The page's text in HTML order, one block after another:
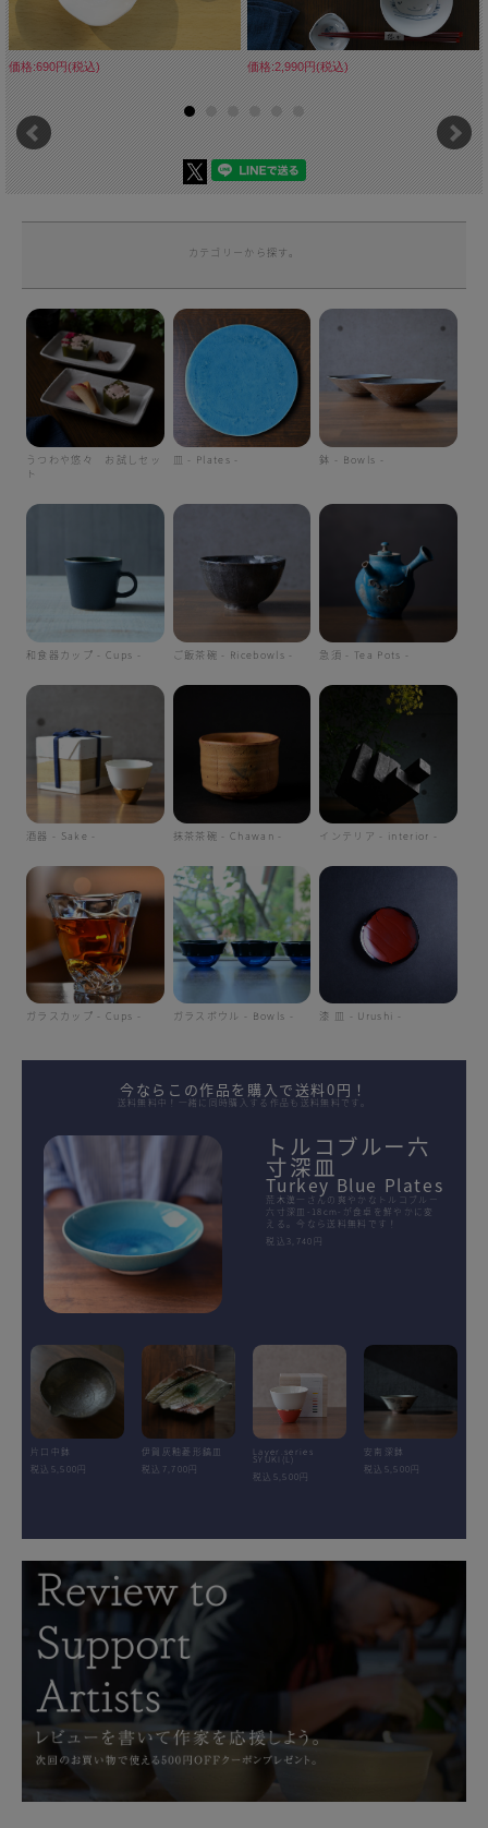
価格:690円(税込) 価格:2,990円(税込)
カテゴリーから探す。
うつわや悠々 お試しセッ
ト
皿 - Plates - 鉢 - Bowls -
和食器カップ - Cups - ご飯茶碗 - Ricebowls - 急須 - Tea Pots -
酒器 - Sake - 抹茶茶碗 - Chawan - インテリア - interior -
ガラスカップ - Cups - ガラスボウル - Bowls - 漆 皿 - Urushi -
今ならこの作品を購入で送料0円！
送料無料中！一緒に同時購入する作品も送料無料です。
トルコブルー六
寸深皿
Turkey Blue Plates
荒木漢一さんの爽やかなトルコブルー
六寸深皿-18cm-が食卓を鮮やかに変
える。今なら送料無料です！
税込3,740円
片口中鉢
税込5,500円
伊賀灰釉菱形鎬皿
税込7,700円
Layer.series
SYUKI(L)
税込5,500円
安南深鉢
税込5,500円